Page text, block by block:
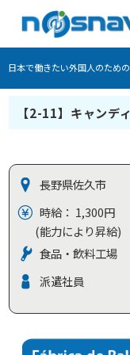
日本で働きたい外国人のため
【2-11】キャンデ
長野県佐久市
時給： 1,300円
(能力により昇給)
食品・飲料工場
派遣社員